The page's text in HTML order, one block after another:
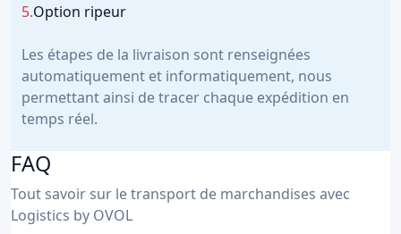
5.Option ripeur
Les étapes de la livraison sont renseignées
automatiquement et informatiquement, nous
permettant ainsi de tracer chaque expédition en
temps réel.
FAQ
Tout savoir sur le transport de marchandises avec
Logistics by OVOL